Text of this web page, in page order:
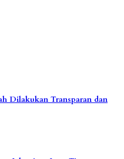
Dilakukan Transparan dan